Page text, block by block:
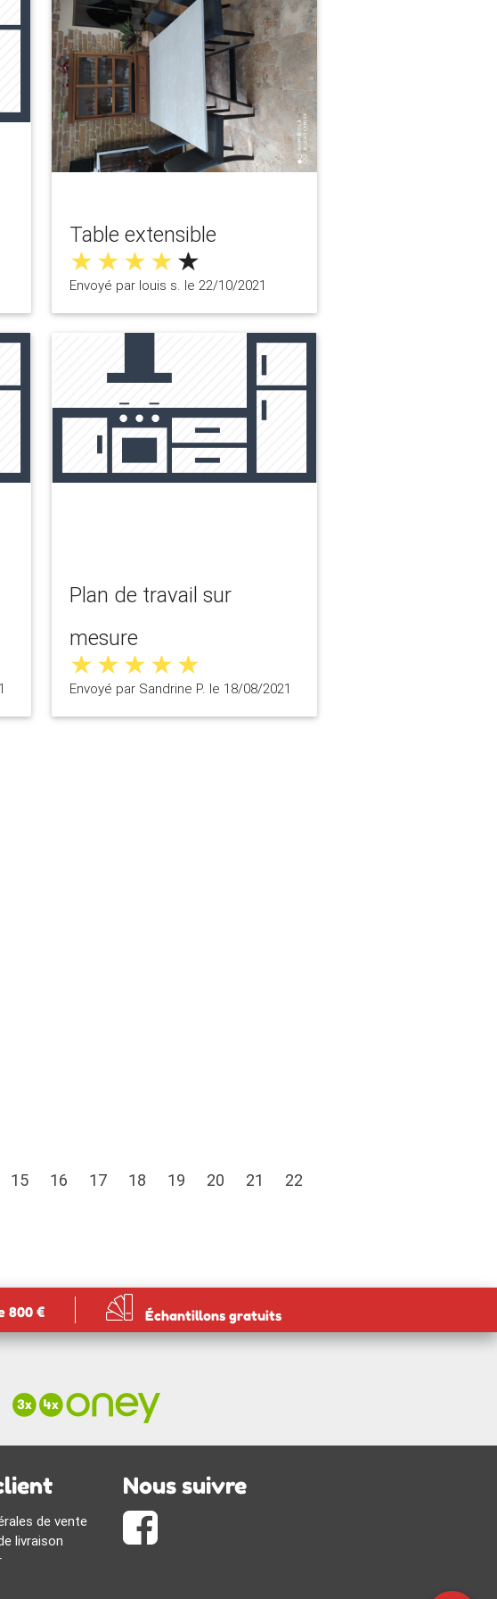
Table extensible
Envoyé par louis s. le 22/10/2021
Plan de travail sur
mesure
Envoyé par Sandrine P. le 18/08/2021
15 16 17 18 19 20 21 22
800 € Échantillons gratuits
de vente
livraison
Nous suivre